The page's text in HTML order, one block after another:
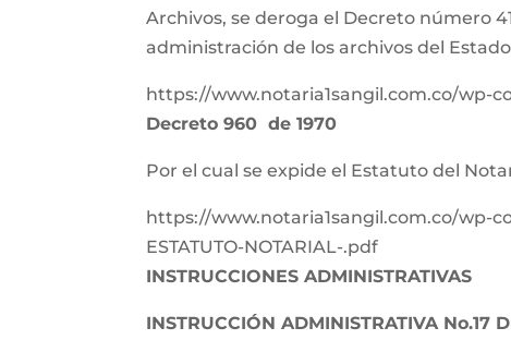
Archivos, se deroga el Decreto número
administración de los archivos del Estado
https://www.notaria1sangil.com.co/wp-
Decreto 960 de 1970
Por el cual se expide el Estatuto del
https://www.notaria1sangil.com.co/wp-
ESTATUTO-NOTARIAL-.pdf
INSTRUCCIONES ADMINISTRATIVAS
INSTRUCCIÓN ADMINISTRATIVA No.17